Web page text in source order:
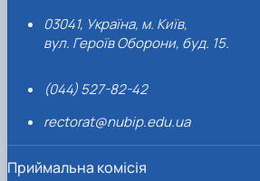
03041, Україна, м. Київ,
вул. Героїв Оборони, буд. 15.
(044) 527-82-42
rectorat@nubip.edu.ua
Приймальна комісія